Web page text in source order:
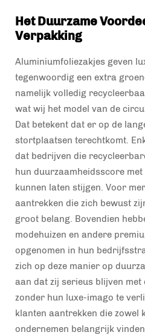
Het Duurzame
Verpakking
Aluminiumfoliezakjes geven
tegenwoordig een extra
namelijk volledig
wat wij het model van de
Dat betekent dat er op de
stortplaatsen terechtkomt.
dat bedrijven die
hun duurzaamheidsscore
kunnen laten stijgen. Voor
aantrekken die zich bewust
groot belang. Bovendien
modehuizen en andere
opgenomen in hun
zich op deze manier op
aan dat zij serieus blijven met
zonder hun luxe-imago te
klanten aantrekken die
ondernemen belangrijk